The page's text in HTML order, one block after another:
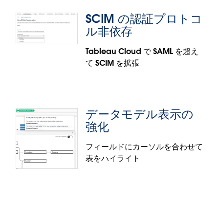
アクセシブルなビジュアライゼーション作成機能
は、Tableau Cloud と Tableau Public で一般提供
されます。
をスピードアップできます。カスタムカラーパレッ
トのダイアログボックスで自動生成ボタンをクリッ
クし、数語や短い説明を入力するだけで新しいカラ
ースウォッチ (色見本) が生成されます。
いる必要があります。
イメージのエクスポート機能強化
り、拡張機能を使用しているダッシュボードが読み
込まれて、ユーザーがログインしたときのデータの
見え方と同じイメージ出力が生成されます。アナリ
ストと管理者にとっては、エクスポートや自動化ジ
ョブに関して考慮すべきポイントがシンプルに。ま
SCIM の認証プロトコ
ル非依存
Tableau Cloud で SAML を超え
て SCIM を拡張
SCIM の認証プロトコル非依存
データモデル表示の
強化
フィールドにカーソルを合わせて
表をハイライト